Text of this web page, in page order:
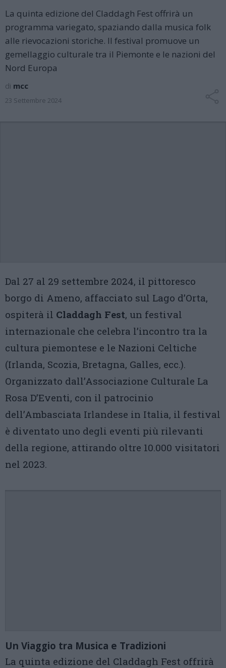
La quinta edizione del Claddagh Fest offrirà un
programma variegato, spaziando dalla musica folk
alle rievocazioni storiche. Il festival promuove un
gemellaggio culturale tra il Piemonte e le nazioni del
Nord Europa
di mcc
23 Settembre 2024
Dal 27 al 29 settembre 2024, il pittoresco
borgo di Ameno, affacciato sul Lago d’Orta,
ospiterà il Claddagh Fest, un festival
internazionale che celebra l’incontro tra la
cultura piemontese e le Nazioni Celtiche
(Irlanda, Scozia, Bretagna, Galles, ecc.).
Organizzato dall’Associazione Culturale La
Rosa D’Eventi, con il patrocinio
dell’Ambasciata Irlandese in Italia, il festival
è diventato uno degli eventi più rilevanti
della regione, attirando oltre 10.000 visitatori
nel 2023.
Un Viaggio tra Musica e Tradizioni
La quinta edizione del Claddagh Fest offrirà